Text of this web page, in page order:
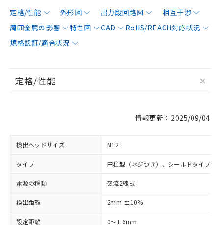
定格/性能 外形図 出力段回路図
相互干渉
周囲金属の影響
特性図 CAD
RoHS/REACH対応状況
規格認証/適合状況
定格/性能
情報更新：2025/09/04
検出ヘッドサイズ M12
タイプ 円柱型（ネジつき）、シールドタイプ
電源の種類 交流2線式
検出距離 2mm ±10%
設定距離 0～1.6mm